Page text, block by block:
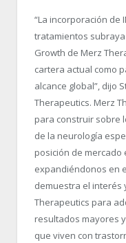
“La incorporación de
tratamientos
Growth de Merz
cartera actual como
alcance global”, dijo
Therapeutics. Merz
para construir sobre
de la neurología
posición de
expandiéndonos en
demuestra el interés
Therapeutics para
resultados mayores
que viven con